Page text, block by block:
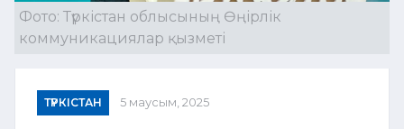
Фото: Түркістан облысының Өңірлік
коммуникациялар қызметі
ТҮРКІСТАН 5 маусым, 2025